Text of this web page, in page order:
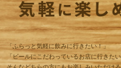
「ふらっと気軽に飲みに行きたい！」
「ビールにこだわっているお店に行きた